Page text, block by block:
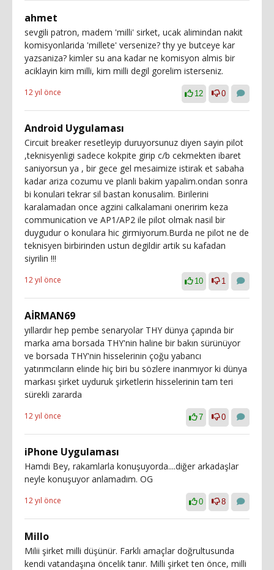
ahmet
sevgili patron, madem 'milli' sirket, ucak alimindan nakit
komisyonlarida 'millete' versenize? thy ye butceye kar
yazsaniza? kimler su ana kadar ne komisyon almis bir
aciklayin kim milli, kim milli degil gorelim isterseniz.
12 yıl önce 12 0
Android Uygulaması
Circuit breaker resetleyip duruyorsunuz diyen sayin pilot
,teknisyenligi sadece kokpite girip c/b cekmekten ibaret
saniyorsun ya , bir gece gel mesaimize istirak et sabaha
kadar ariza cozumu ve planli bakim yapalim.ondan sonra
bi konulari tekrar sil bastan konusalim. Birilerini
karalamadan once agzini calkalamani oneririm keza
communication ve AP1/AP2 ile pilot olmak nasil bir
duygudur o konulara hic girmiyorum.Burda ne pilot ne de
teknisyen birbirinden ustun degildir artik su kafadan
siyrilin !!!
12 yıl önce 10 1
AİRMAN69
yıllardır hep pembe senaryolar THY dünya çapında bir
marka ama borsada THY'nin haline bir bakın sürünüyor
ve borsada THY'nin hisselerinin çoğu yabancı
yatırımcıların elinde hiç biri bu sözlere inanmıyor ki dünya
markası şirket uyduruk şirketlerin hisselerinin tam teri
sürekli zararda
12 yıl önce 7 0
iPhone Uygulaması
Hamdi Bey, rakamlarla konuşuyorda....diğer arkadaşlar
neyle konuşuyor anlamadım. OG
12 yıl önce 0 8
Millo
Milii şirket milli düşünür. Farklı amaçlar doğrultusunda
kendi vatandaşına öncelik tanır. Milli şirket ten önce, milli